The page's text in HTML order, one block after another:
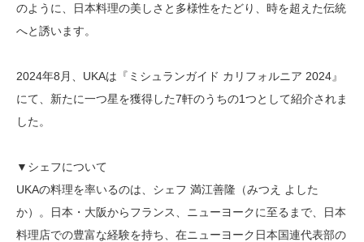
のように、日本料理の美しさと多様性をたどり、時を超えた伝統
へと誘います。
2024年8月、UKAは『ミシュランガイド カリフォルニア 2024』
にて、新たに一つ星を獲得した7軒のうちの1つとして紹介されま
した。
▼シェフについて
UKAの料理を率いるのは、シェフ 満江善隆（みつえ よした
か）。日本・大阪からフランス、ニューヨークに至るまで、日本
料理店での豊富な経験を持ち、在ニューヨーク日本国連代表部の